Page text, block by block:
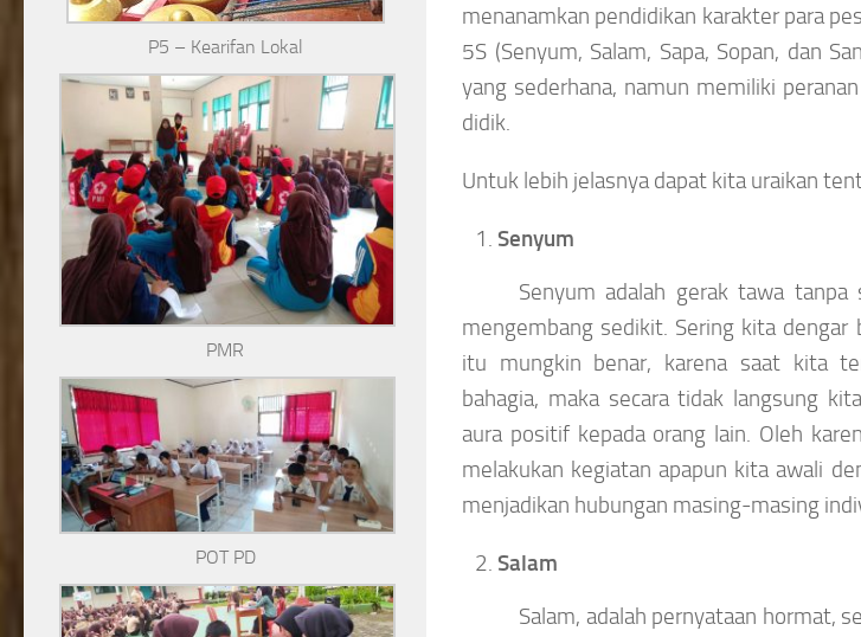
menanamkan pendidikan karakter para
5S (Senyum, Salam, Sapa, Sopan, dan
yang sederhana, namun memiliki
didik.
Untuk lebih jelasnya dapat kita uraikan
Senyum
Senyum adalah gerak tawa
mengembang sedikit. Sering kita dengar
itu mungkin benar, karena saat kita
bahagia, maka secara tidak langsung
aura positif kepada orang lain. Oleh
melakukan kegiatan apapun kita awali
menjadikan hubungan masing-masing
Salam
Salam, adalah pernyataan hormat,
P5 – Kearifan Lokal
PMR
POT PD